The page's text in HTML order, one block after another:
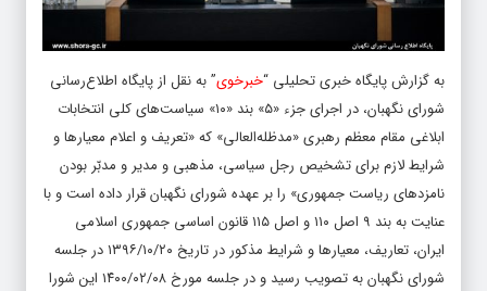
به گزارش پایگاه خبری تحلیلی “خبرخوی” به نقل از پایگاه اطلاع‌رسانی
شورای نگهبان، در اجرای جزء «۵» بند «۱۰» سیاست‌های کلی انتخابات
ابلاغی مقام معظم رهبری «مدظله‌العالی» که «تعریف و اعلام معیار‌ها و
شرایط لازم برای تشخیص رجل سیاسی، مذهبی و مدیر و مدبّر بودن
نامزد‌های ریاست جمهوری» را بر عهده شورای نگهبان قرار داده است و با
عنایت به بند ۹ اصل ۱۱۰ و اصل ۱۱۵ قانون اساسی جمهوری اسلامی
ایران، تعاریف، معیار‌ها و شرایط مذکور در تاریخ ۱۳۹۶/۱۰/۲۰ در جلسه
شورای نگهبان به تصویب رسید و در جلسه مورخ ۱۴۰۰/۰۲/۰۸ این شورا